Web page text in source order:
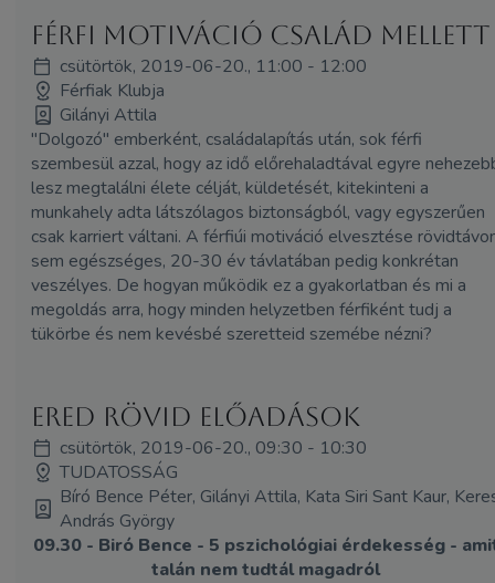
Férfi motiváció család mellett
csütörtök, 2019-06-20., 11:00 - 12:00
Férfiak Klubja
Gilányi Attila
"Dolgozó" emberként, családalapítás után, sok férfi
szembesül azzal, hogy az idő előrehaladtával egyre
lesz megtalálni élete célját, küldetését, kitekinteni a
munkahely adta látszólagos biztonságból, vagy egyszerűen
csak karriert váltani. A férfiúi motiváció elvesztése
sem egészséges, 20-30 év távlatában pedig konkrétan
veszélyes. De hogyan működik ez a gyakorlatban és mi a
megoldás arra, hogy minden helyzetben férfiként tudj a
tükörbe és nem kevésbé szeretteid szemébe nézni?
ERED rövid előadások
csütörtök, 2019-06-20., 09:30 - 10:30
TUDATOSSÁG
Bíró Bence Péter, Gilányi Attila, Kata Siri Sant Kaur,
András György
09.30 - Biró Bence - 5 pszichológiai érdekesség -
talán nem tudtál magadról